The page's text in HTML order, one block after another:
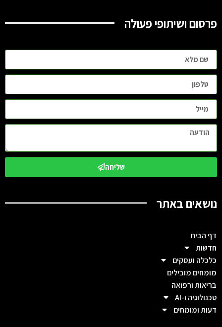
פרסום ושיתופי פעולה
שליחה
נושאים באתר
דף הבית
חדשות
כלכלה ועסקים
מומחים מובילים
בריאות ורפואה
טכנולוגיה ו-AI
דעות ומומחים